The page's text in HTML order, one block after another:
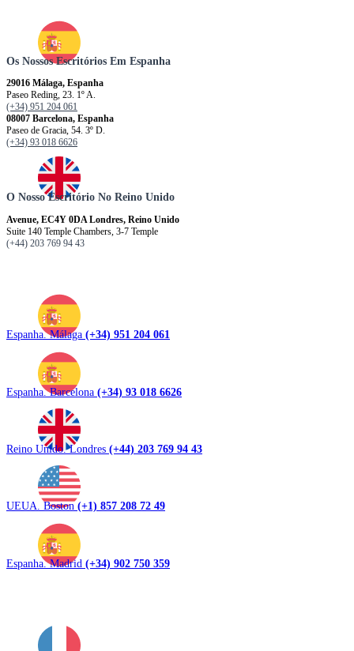
Os Nossos Escritórios Em Espanha
29016 Málaga, Espanha
Paseo Reding, 23. 1º A.
(+34) 951 204 061
08007 Barcelona, ​​​​​Espanha
Paseo de Gracia, 54. 3º D.
(+34) 93 018 6626
O Nosso Escritório No Reino Unido
Avenue, EC4Y 0DA Londres, Reino Unido
Suite 140 Temple Chambers, 3-7 Temple
(+44) 203 769 94 43
Espanha. Málaga (+34) 951 204 061
Espanha. Barcelona (+34) 93 018 6626
Reino Unido. Londres (+44) 203 769 94 43
UEUA. Boston(+1) 857 208 72 49
Espanha. Madrid (+34) 902 750 359